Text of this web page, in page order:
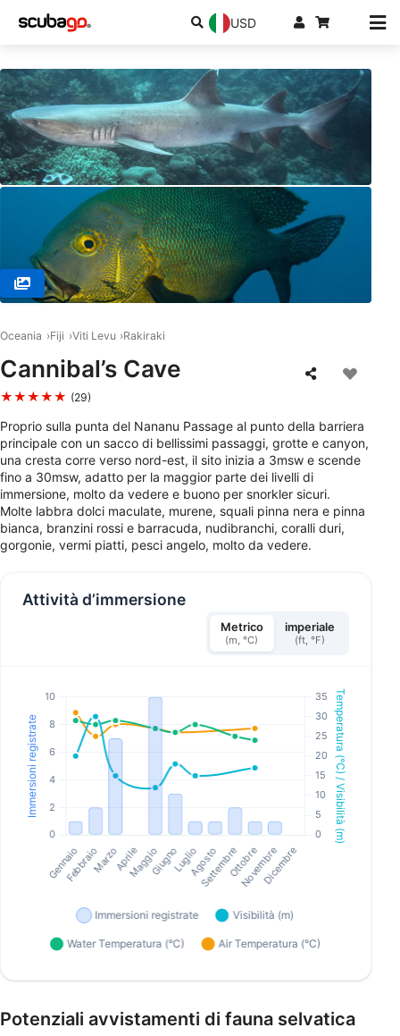
USD
Oceania Fiji Viti Levu Rakiraki
Cannibal’s Cave
★★★★★ (29)
Proprio sulla punta del Nananu Passage al punto della barriera
principale con un sacco di bellissimi passaggi, grotte e canyon,
una cresta corre verso nord-est, il sito inizia a 3msw e scende
fino a 30msw, adatto per la maggior parte dei livelli di
immersione, molto da vedere e buono per snorkler sicuri.
Molte labbra dolci maculate, murene, squali pinna nera e pinna
bianca, branzini rossi e barracuda, nudibranchi, coralli duri,
gorgonie, vermi piatti, pesci angelo, molto da vedere.
Attività d’immersione
Metrico
(m, °C)
imperiale
(ft, °F)
Potenziali avvistamenti di fauna selvatica